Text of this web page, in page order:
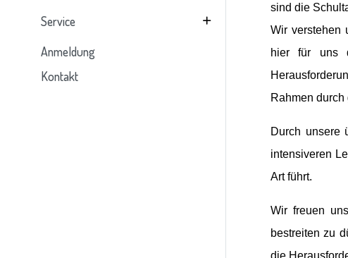
Service
Anmeldung
Kontakt
sind die
Wir verstehen
hier für uns
Rahmen
Durch unsere
intensiveren
Art führt.
Wir freuen
bestreiten zu
die